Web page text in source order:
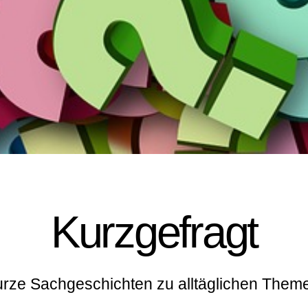
Kurzgefragt
Sachgeschichten zu alltäglichen